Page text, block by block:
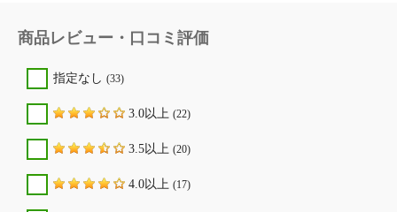
商品レビュー・口コミ評価
指定なし (33)
3.0以上 (22)
3.5以上 (20)
4.0以上 (17)